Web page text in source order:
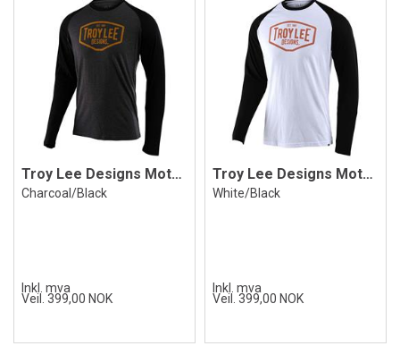
Troy Lee Designs Motor Oil LS
Charcoal/Black
Inkl. mva
Veil. 399,00 NOK
Troy Lee Designs Motor Oil LS
White/Black
Inkl. mva
Veil. 399,00 NOK